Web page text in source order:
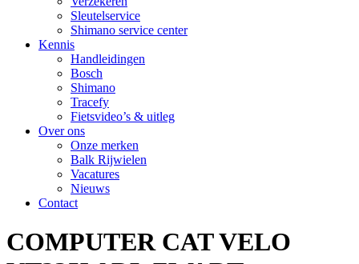
Sleutelservice
Shimano service center
Kennis
Handleidingen
Bosch
Shimano
Tracefy
Fietsvideo’s & uitleg
Over ons
Onze merken
Balk Rijwielen
Vacatures
Nieuws
Contact
COMPUTER CAT VELO